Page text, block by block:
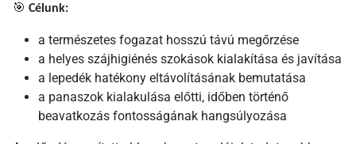
🎯 Célunk:
a természetes fogazat hosszú távú megőrzése
a helyes szájhigiénés szokások kialakítása és javítása
a lepedék hatékony eltávolításának bemutatása
a panaszok kialakulása előtti, időben történő
beavatkozás fontosságának hangsúlyozása